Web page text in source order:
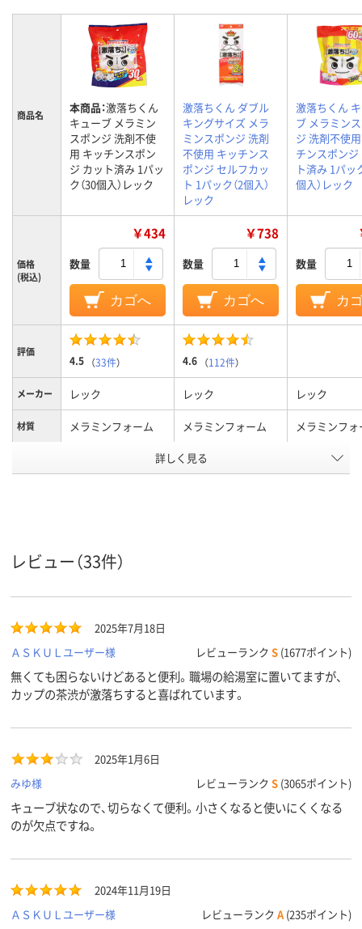
商品名 本商品：激落ちくん
キューブ メラミン
スポンジ 洗剤不使
用 キッチンスポン
ジ カット済み 1パッ
ク（30個入）レック
激落ちくん ダブル
キングサイズ メラ
ミンスポンジ 洗剤
不使用 キッチンス
ポンジ セルフカッ
ト 1パック（2個入）
レック
激落ちくん
ブ メラミン
ジ 洗剤不使
チンスポンジ
ト済み 1パッ
個入）レック
価格
(税込)
￥434
数量
カゴへ
￥738
数量
カゴへ
数量
カ
評価
4.5 （33件） 4.6 （112件）
メーカー レック レック レック
材質 メラミンフォーム メラミンフォーム メラミンフォ
キッチン、水回り、キ
ッチン・台所、キッチ
キッチン、水回り、キ
ッチン・台所、キッチ
キッチン・台
アスクル
詳しく見る
レビュー（33件）
2025年7月18日
ＡＳＫＵＬユーザー様
レビューランク S (1677ポイント)
無くても困らないけどあると便利。職場の給湯室に置いてますが、
カップの茶渋が激落ちすると喜ばれています。
2025年1月6日
みゆ様
レビューランク S (3065ポイント)
キューブ状なので、切らなくて便利。小さくなると使いにくくなる
のが欠点ですね。
2024年11月19日
ＡＳＫＵＬユーザー様
レビューランク A (235ポイント)